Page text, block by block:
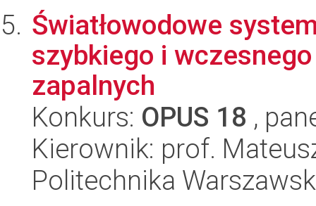
Światłowodowe
szybkiego i
zapalnych
Konkurs: OPUS 18 ,
Kierownik: prof.
Politechnika